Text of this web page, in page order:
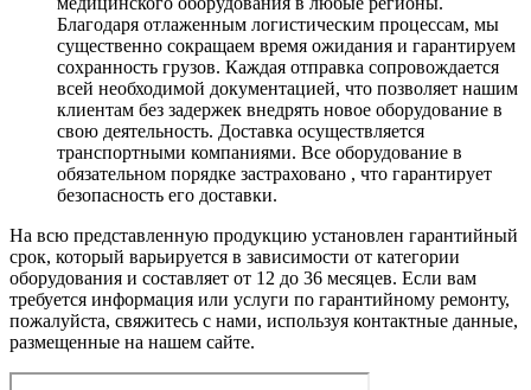
Благодаря отлаженным логистическим процессам, мы
существенно сокращаем время ожидания и гарантируем
сохранность грузов. Каждая отправка сопровождается
всей необходимой документацией, что позволяет нашим
клиентам без задержек внедрять новое оборудование в
свою деятельность. Доставка осуществляется
транспортными компаниями. Все оборудование в
обязательном порядке застраховано , что гарантирует
безопасность его доставки.
На всю представленную продукцию установлен гарантийный
срок, который варьируется в зависимости от категории
оборудования и составляет от 12 до 36 месяцев. Если вам
требуется информация или услуги по гарантийному ремонту,
пожалуйста, свяжитесь с нами, используя контактные данные,
размещенные на нашем сайте.